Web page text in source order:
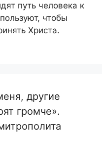
путь человека к
чтобы
Христа.
другие
громче».